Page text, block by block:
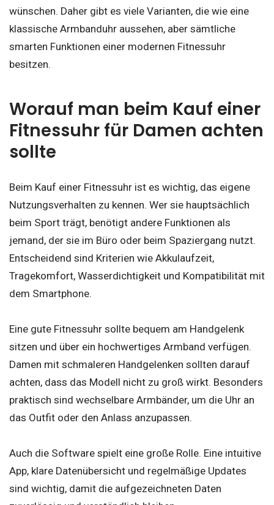
wünschen. Daher gibt es viele Varianten, die wie eine
klassische Armbanduhr aussehen, aber sämtliche
smarten Funktionen einer modernen Fitnessuhr
besitzen.
Worauf man beim Kauf einer
Fitnessuhr für Damen achten
sollte
Beim Kauf einer Fitnessuhr ist es wichtig, das eigene
Nutzungsverhalten zu kennen. Wer sie hauptsächlich
beim Sport trägt, benötigt andere Funktionen als
jemand, der sie im Büro oder beim Spaziergang nutzt.
Entscheidend sind Kriterien wie Akkulaufzeit,
Tragekomfort, Wasserdichtigkeit und Kompatibilität mit
dem Smartphone.
Eine gute Fitnessuhr sollte bequem am Handgelenk
sitzen und über ein hochwertiges Armband verfügen.
Damen mit schmaleren Handgelenken sollten darauf
achten, dass das Modell nicht zu groß wirkt. Besonders
praktisch sind wechselbare Armbänder, um die Uhr an
das Outfit oder den Anlass anzupassen.
Auch die Software spielt eine große Rolle. Eine intuitive
App, klare Datenübersicht und regelmäßige Updates
sind wichtig, damit die aufgezeichneten Daten